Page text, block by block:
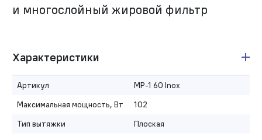
и многослойный жировой фильтр
Характеристики
Артикул
MP-1 60 Inox
Максимальная мощность, Вт
102
Тип вытяжки
Плоская